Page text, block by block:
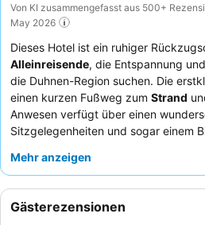
Von KI zusammengefasst aus 500+
May 2026
Dieses Hotel ist ein ruhiger
Alleinreisende, die Entspannung
die Duhnen-Region suchen. Die
einen kurzen Fußweg zum Strand
Anwesen verfügt über einen
Sitzgelegenheiten und sogar einem
Gäste loben durchweg das
lokalen Spezialitäten. Für ein wirklich
es sich, ein Zimmer mit
Mehr anzeigen
Gästerezensionen